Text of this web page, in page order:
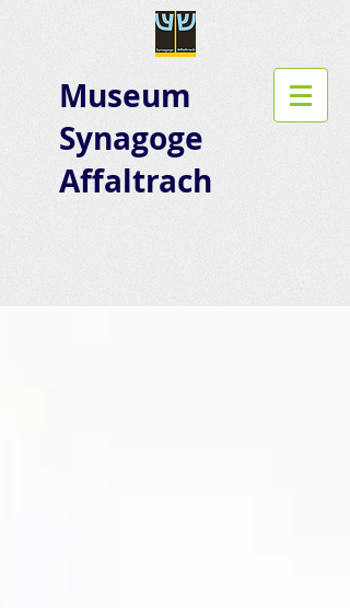
Museum
Synagoge
Affaltrach